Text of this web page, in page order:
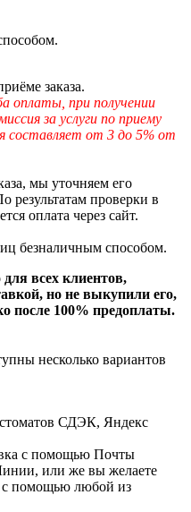
заказа.
оплаты, при получении
за услуги по приему
составляет от 3 до 5% от
мы уточняем его
результатам проверки в
оплата через сайт.
безналичным способом.
всех клиентов,
но не выкупили его,
после 100% предоплаты.
несколько вариантов
СДЭК, Яндекс
с помощью Почты
или же вы желаете
с помощью любой из